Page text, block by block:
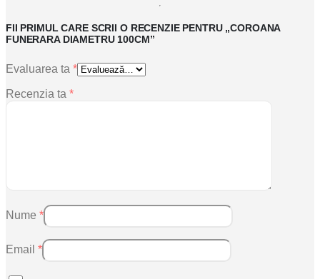
FII PRIMUL CARE SCRII O RECENZIE PENTRU „COROANA
FUNERARA DIAMETRU 100CM”
Evaluarea ta *
Recenzia ta *
Nume *
Email *